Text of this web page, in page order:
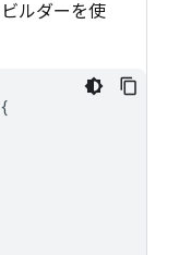
ビルダーを使
{